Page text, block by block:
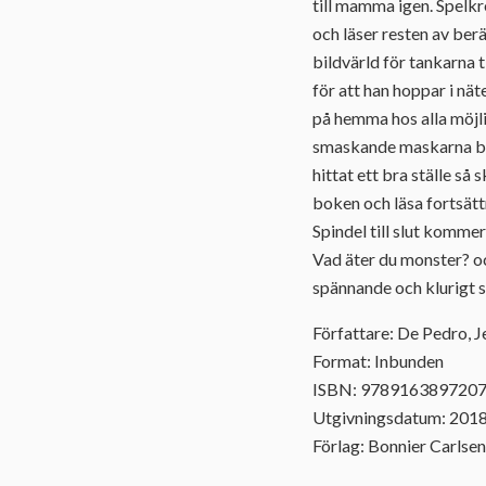
till mamma igen.
och läser resten av
bildvärld för tankarna
för att han hoppar i
på hemma hos alla
smaskande maskarna
hittat ett bra ställe så
boken och läsa
Spindel till slut
Vad äter du monster?
spännande och klurigt
Författare: De Pedro,
Format: Inbunden
ISBN: 9789163897207
Utgivningsdatum:
Förlag: Bonnier Carlsen